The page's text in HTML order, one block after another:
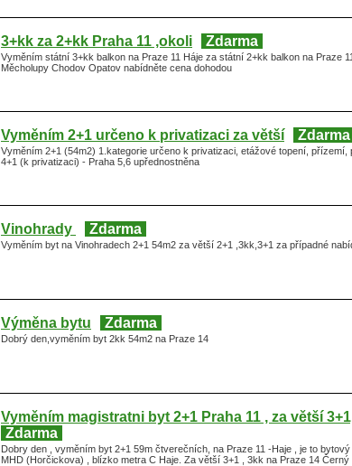
3+kk za 2+kk Praha 11 ,okoli Zdarma
Vyměním státní 3+kk balkon na Praze 11 Háje za státní 2+kk balkon na Praze
Měcholupy Chodov Opatov nabídněte cena dohodou
Vyměním 2+1 určeno k privatizaci za větší Zdarma
Vyměním 2+1 (54m2) 1.kategorie určeno k privatizaci, etážové topení,
4+1 (k privatizaci) - Praha 5,6 upřednostněna
Vinohrady Zdarma
Vyměním byt na Vinohradech 2+1 54m2 za větší 2+1 ,3kk,3+1 za případné
Výměna bytu Zdarma
Dobrý den,vyměním byt 2kk 54m2 na Praze 14
Vyměním magistratni byt 2+1 Praha 11 , za větší
Zdarma
Dobry den , vyměním byt 2+1 59m čtverečních, na Praze 11 -Haje , je to
MHD (Horčickova) , blízko metra C Haje. Za větší 3+1 , 3kk na Praze 14 Černý